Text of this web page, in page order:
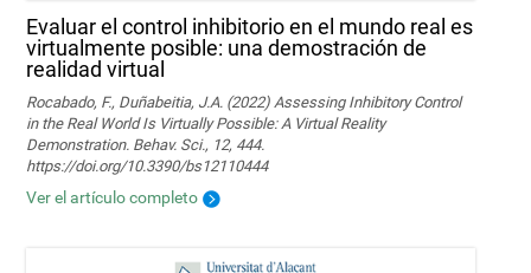
Evaluar el control inhibitorio en el mundo real es
virtualmente posible: una demostración de
realidad virtual
Rocabado, F., Duñabeitia, J.A. (2022) Assessing Inhibitory Control
in the Real World Is Virtually Possible: A Virtual Reality
Demonstration. Behav. Sci., 12, 444.
https://doi.org/10.3390/bs12110444
Ver el artículo completo